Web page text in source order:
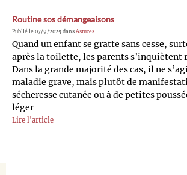
Routine sos démangeaisons
Publié le 07/9/2025 dans Astuces
Quand un enfant se gratte sans cesse,
après la toilette, les parents s’inquiètent
Dans la grande majorité des cas, il ne
maladie grave, mais plutôt de
sécheresse cutanée ou à de petites
léger
Lire l'article